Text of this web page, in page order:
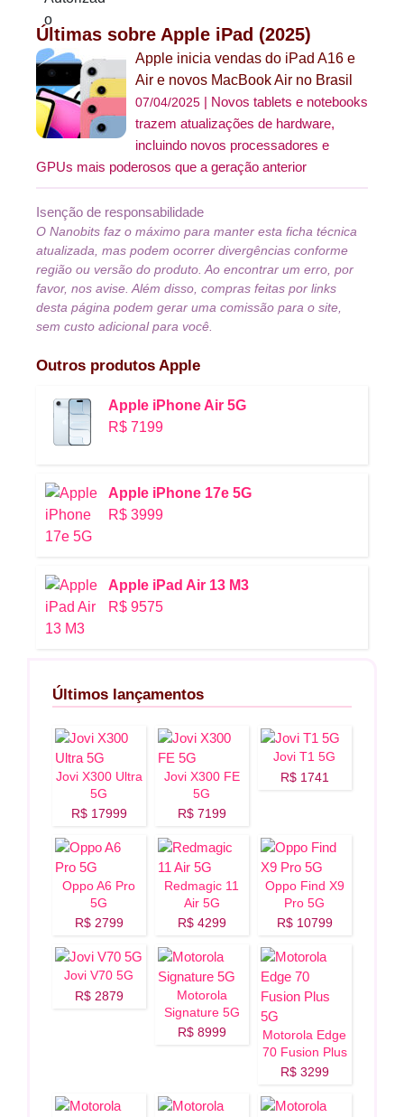
Últimas sobre Apple iPad (2025)
Apple inicia vendas do iPad A16 e
Air e novos MacBook Air no Brasil
07/04/2025
Novos tablets e notebooks
trazem atualizações de hardware,
incluindo novos processadores e
GPUs mais poderosos que a geração anterior
Isenção de responsabilidade
O Nanobits faz o máximo para manter esta ficha técnica
atualizada, mas podem ocorrer divergências conforme
região ou versão do produto. Ao encontrar um erro, por
favor, nos avise. Além disso, compras feitas por links
desta página podem gerar uma comissão para o site,
sem custo adicional para você.
Outros produtos Apple
Apple iPhone Air 5G
R$ 7199
Apple iPhone 17e 5G
R$ 3999
Apple iPad Air 13 M3
R$ 9575
Últimos lançamentos
Jovi X300 Ultra
5G
R$ 17999
Jovi X300 FE
5G
R$ 7199
Jovi T1 5G
R$ 1741
Oppo A6 Pro
5G
R$ 2799
Redmagic 11
Air 5G
R$ 4299
Oppo Find X9
Pro 5G
R$ 10799
Jovi V70 5G
R$ 2879
Motorola
Signature 5G
R$ 8999
Motorola Edge
70 Fusion Plus
5G
R$ 3299